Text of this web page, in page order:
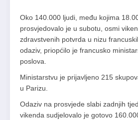
Oko 140.000 ljudi, među kojima
prosvjedovalo je u subotu, osmi
zdravstvenih potvrda u nizu
odaziv, priopćilo je francusko
poslova.
Ministarstvu je prijavljeno 215
u Parizu.
Odaziv na prosvjede slabi zadnjih
vikenda sudjelovalo je gotovo